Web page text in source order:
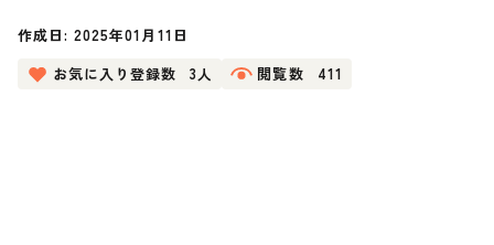
作成日:2025年01月11日
お気に入り登録数
3人 閲覧数 411